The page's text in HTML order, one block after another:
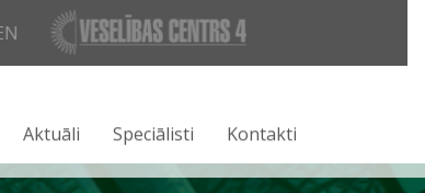
EN